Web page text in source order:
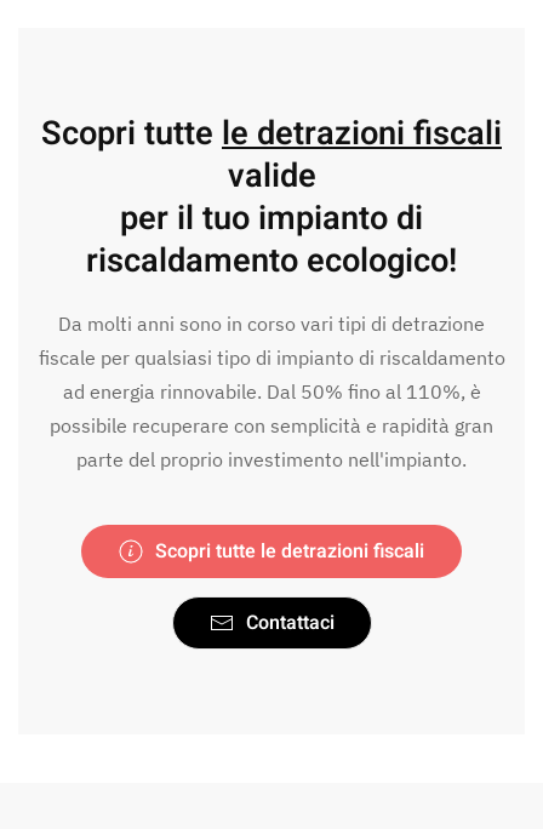
Scopri tutte le detrazioni fiscali
valide
per il tuo impianto di
riscaldamento ecologico!
Da molti anni sono in corso vari tipi di detrazione
fiscale per qualsiasi tipo di impianto di riscaldamento
ad energia rinnovabile. Dal 50% fino al 110%, è
possibile recuperare con semplicità e rapidità gran
parte del proprio investimento nell'impianto.
Scopri tutte le detrazioni fiscali
Contattaci